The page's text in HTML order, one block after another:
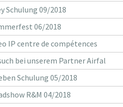
Schulung 09/2018
06/2018
IP centre de compétences
bei unserem Partner Airfal
Schulung 05/2018
R&M 04/2018